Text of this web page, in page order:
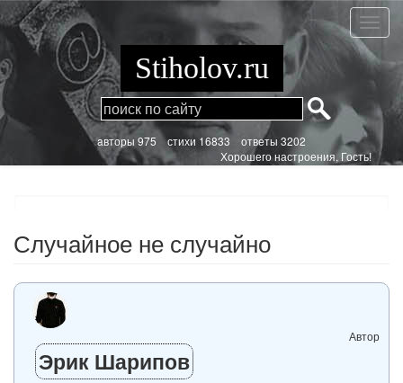
Перейти
к
основному
содержанию
не
Stiholov.ru
aвторы 975стихи 16833 ответы 3202
Хорошего настроения, Гость!
Случайное не случайно
Автор
Эрик Шарипов